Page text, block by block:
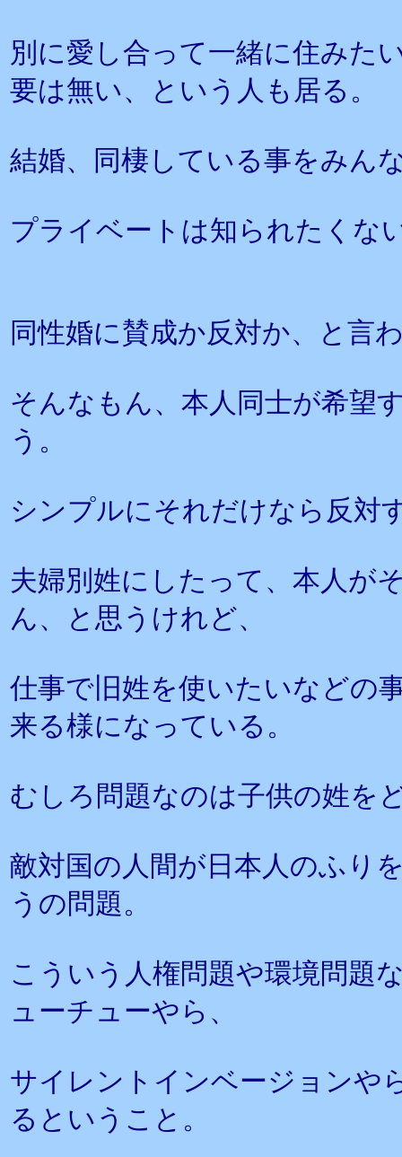
別に愛し合って一緒に住みた
要は無い、という人も居る。
結婚、同棲している事をみん
プライベートは知られたくな
同性婚に賛成か反対か、と言
そんなもん、本人同士が希望
う。
シンプルにそれだけなら反対
夫婦別姓にしたって、本人が
ん、と思うけれど、
仕事で旧姓を使いたいなどの
来る様になっている。
むしろ問題なのは子供の姓を
敵対国の人間が日本人のふり
うの問題。
こういう人権問題や環境問題
ューチューやら、
サイレントインベージョンや
るということ。